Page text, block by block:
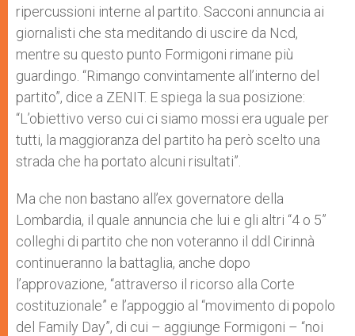
ripercussioni interne al partito. Sacconi annuncia ai
giornalisti che sta meditando di uscire da Ncd,
mentre su questo punto Formigoni rimane più
guardingo. “Rimango convintamente all’interno del
partito”, dice a ZENIT. E spiega la sua posizione:
“L’obiettivo verso cui ci siamo mossi era uguale per
tutti, la maggioranza del partito ha però scelto una
strada che ha portato alcuni risultati”.
Ma che non bastano all’ex governatore della
Lombardia, il quale annuncia che lui e gli altri “4 o 5”
colleghi di partito che non voteranno il ddl Cirinnà
continueranno la battaglia, anche dopo
l’approvazione, “attraverso il ricorso alla Corte
costituzionale” e l’appoggio al “movimento di popolo
del Family Day”, di cui – aggiunge Formigoni – “noi